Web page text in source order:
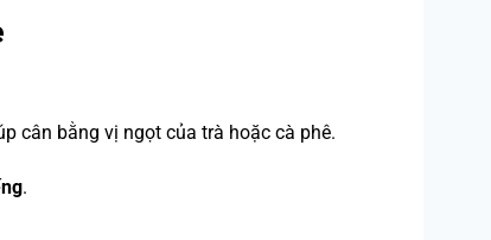
cân bằng vị ngọt của trà hoặc cà phê.
.